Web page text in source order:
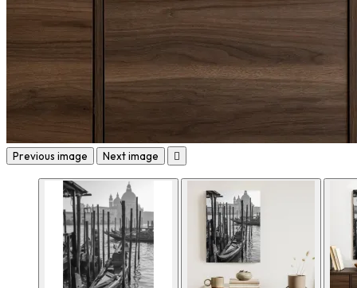
Previous image Next image 